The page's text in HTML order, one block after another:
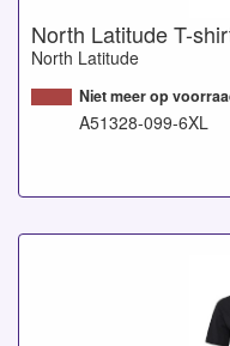
North Latitude T-
North Latitude
Niet meer op
A51328-099-6XL